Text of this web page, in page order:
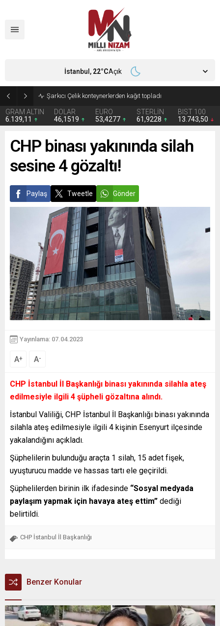
İran 2 ülkeyi birden vurdu
GRAM ALTIN
6.139,11
DOLAR
46,1519
EURO
53,4277
STERLİN
61,9228
BIST 100
13.743,50
İstanbul, 22°CAçık
CHP binası yakınında silah
sesine 4 gözaltı!
Paylaş Tweetle Gönder
Yayınlama: 07.04.2023
A+ A-
CHP İstanbul İl Başkanlığı binası yakınında silahla ateş
edilmesiyle ilgili 4 şüpheli gözaltına alındı.
İstanbul Valiliği, CHP İstanbul İl Başkanlığı binası yakınında
silahla ateş edilmesiyle ilgili 4 kişinin Esenyurt ilçesinde
yakalandığını açıkladı.
Şüphelilerin bulunduğu araçta 1 silah, 15 adet fişek,
uyuşturucu madde ve hassas tartı ele geçirildi.
Şüphelilerden birinin ilk ifadesinde “Sosyal medyada
paylaşım yapmak için havaya ateş ettim” dediği
belirtildi.
CHP İstanbul İl Başkanlığı
Benzer Konular